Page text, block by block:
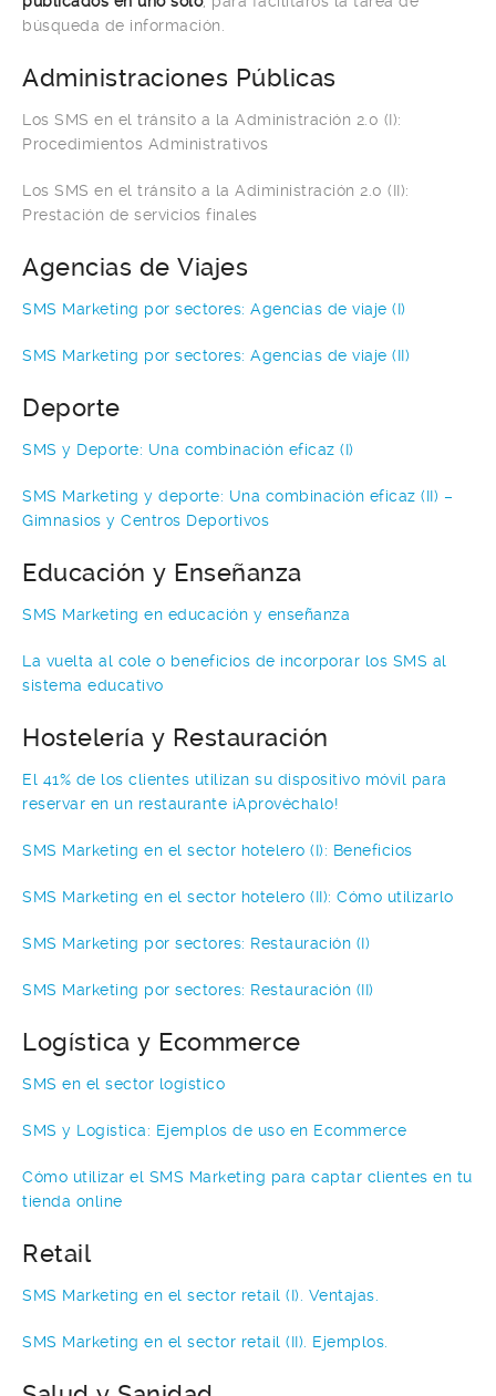
búsqueda de información.
Administraciones Públicas
Los SMS en el tránsito a la Administración 2.0 (I):
Procedimientos Administrativos
Los SMS en el tránsito a la Adiministración 2.0 (II):
Prestación de servicios finales
Agencias de Viajes
SMS Marketing por sectores: Agencias de viaje (I)
SMS Marketing por sectores: Agencias de viaje (II)
Deporte
SMS y Deporte: Una combinación eficaz (I)
SMS Marketing y deporte: Una combinación eficaz (II) –
Gimnasios y Centros Deportivos
Educación y Enseñanza
SMS Marketing en educación y enseñanza
La vuelta al cole o beneficios de incorporar los SMS al
sistema educativo
Hostelería y Restauración
El 41% de los clientes utilizan su dispositivo móvil para
reservar en un restaurante ¡Aprovéchalo!
SMS Marketing en el sector hotelero (I): Beneficios
SMS Marketing en el sector hotelero (II): Cómo utilizarlo
SMS Marketing por sectores: Restauración (I)
SMS Marketing por sectores: Restauración (II)
Logística y Ecommerce
SMS en el sector logístico
SMS y Logística: Ejemplos de uso en Ecommerce
Cómo utilizar el SMS Marketing para captar clientes en tu
tienda online
Retail
SMS Marketing en el sector retail (I). Ventajas.
SMS Marketing en el sector retail (II). Ejemplos.